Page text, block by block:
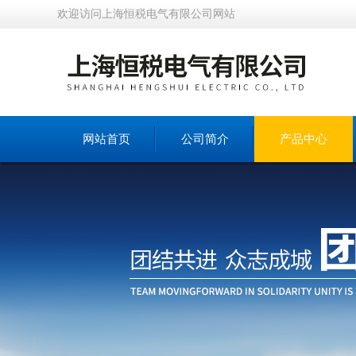
欢迎访问上海恒税电气有限公司网站
网站首页 公司简介 产品中心